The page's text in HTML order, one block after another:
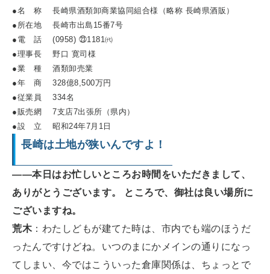
●名 称 長崎県酒類卸商業協同組合様（略称 長崎県酒販）
●所在地 長崎市出島15番7号
●電 話 (0958) ㉓1181㈹
●理事長 野口 寛司様
●業 種 酒類卸売業
●年 商 328億8,500万円
●従業員 334名
●販売網 7支店7出張所（県内）
●設 立 昭和24年7月1日
長崎は土地が狭いんですよ！
――本日はお忙しいところお時間をいただきまして、
ありがとうございます。 ところで、御社は良い場所に
ございますね。
荒木：わたしどもが建てた時は、市内でも端のほうだ
ったんですけどね。いつのまにかメインの通りになっ
てしまい、今ではこういった倉庫関係は、ちょっとで